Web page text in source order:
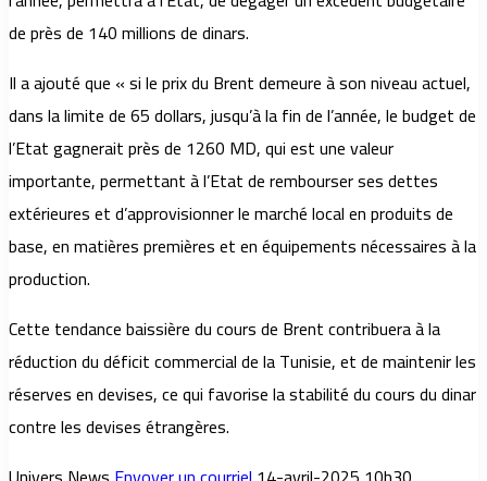
de près de 140 millions de dinars.
Il a ajouté que « si le prix du Brent demeure à son niveau actuel,
dans la limite de 65 dollars, jusqu’à la fin de l’année, le budget de
l’Etat gagnerait près de 1260 MD, qui est une valeur
importante, permettant à l’Etat de rembourser ses dettes
extérieures et d’approvisionner le marché local en produits de
base, en matières premières et en équipements nécessaires à la
production.
Cette tendance baissière du cours de Brent contribuera à la
réduction du déficit commercial de la Tunisie, et de maintenir les
réserves en devises, ce qui favorise la stabilité du cours du dinar
contre les devises étrangères.